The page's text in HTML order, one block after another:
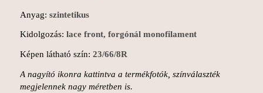
Anyag: szintetikus
Kidolgozás: lace front, forgónál monofilament
Képen látható szín: 23/66/8R
A nagyító ikonra kattintva a termékfotók, színválaszték
megjelennek nagy méretben is.